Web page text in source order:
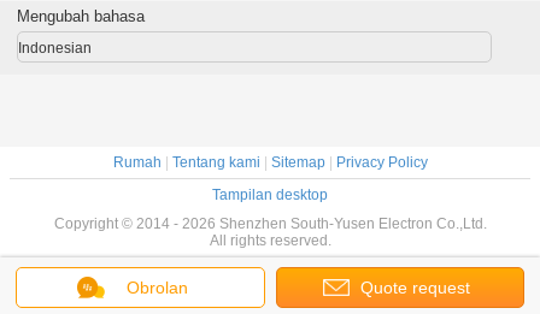
Obrolan Quote request
Mengubah bahasa
Indonesian
Rumah Tentang kami Sitemap|
Privacy Policy
Tampilan desktop
Copyright © 2014 - 2026 Shenzhen South-Yusen Electron Co.,Ltd.
All rights reserved.